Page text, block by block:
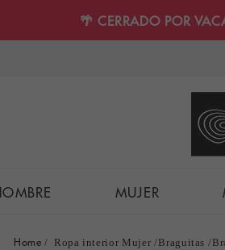
🌴 CERRADO POR
MUJER
Home Ropa interior Mujer Braguitas